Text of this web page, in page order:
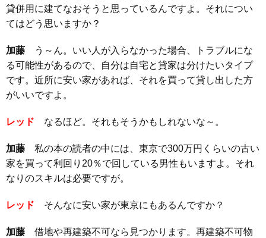
貸併用に建てなおそうと思っているんですよ。それについ
てはどう思いますか？
加藤 う～ん。いい人が入らなかった場合、トラブルにな
る可能性があるので、自分は自宅と貸家は分けたいタイプ
です。近所に安い家があれば、それを買って貸し出した方
がいいですよ。
レッド なるほど。それもそうかもしれないな～。
加藤 私の本の読者の中には、東京で300万円くらいの古い
家を買って利回り20％で回している男性もいますよ。それ
なりのスキルは必要ですが。
レッド そんなに安い家が東京にもあるんですか？
加藤 借地や再建築不可なら見つかります。再建築不可物